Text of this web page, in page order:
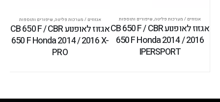
אגזוזים / מערכות פליטה, שיפורים ותוספות
אגזוז לאופנוע CB 650 F / CBR
650 F Honda 2014 / 2016
IPERSPORT
אגזוזים / מערכות פליטה, שיפורים ותוספות
אגזוז לאופנוע CB 650 F / CBR
650 F Honda 2014 / 2016 X-
PRO